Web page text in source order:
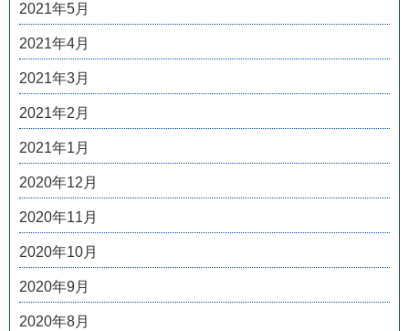
2021年5月
2021年4月
2021年3月
2021年2月
2021年1月
2020年12月
2020年11月
2020年10月
2020年9月
2020年8月